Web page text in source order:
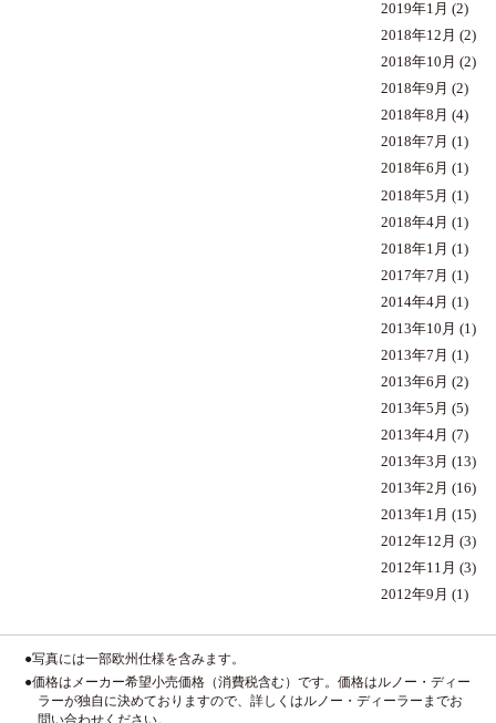
2019年1月 (2)
2018年12月 (2)
2018年10月 (2)
2018年9月 (2)
2018年8月 (4)
2018年7月 (1)
2018年6月 (1)
2018年5月 (1)
2018年4月 (1)
2018年1月 (1)
2017年7月 (1)
2014年4月 (1)
2013年10月 (1)
2013年7月 (1)
2013年6月 (2)
2013年5月 (5)
2013年4月 (7)
2013年3月 (13)
2013年2月 (16)
2013年1月 (15)
2012年12月 (3)
2012年11月 (3)
2012年9月 (1)
●写真には一部欧州仕様を含みます。
●価格はメーカー希望小売価格（消費税含む）です。価格はルノー・ディー
ラーが独自に決めておりますので、詳しくはルノー・ディーラーまでお
問い合わせください。